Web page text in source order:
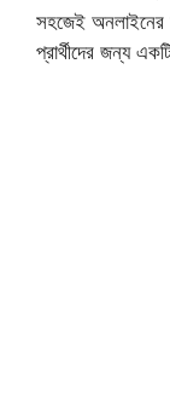
সহজেই অনলাইনের
প্রার্থীদের জন্য